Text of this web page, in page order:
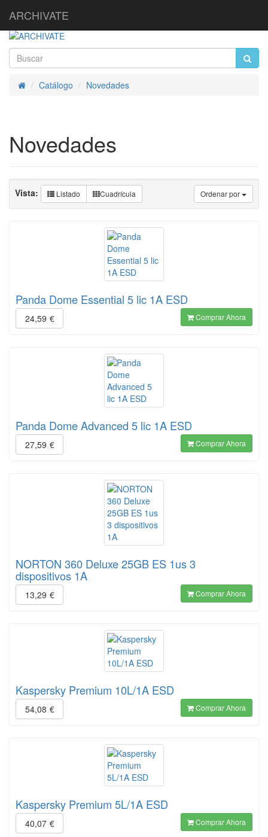
ARCHIVATE
InicioCatálogo Novedades
Novedades
Ordenar por
Vista: Listado Cuadrícula
Panda Dome Essential 5 lic 1A ESD
24,59 € Comprar Ahora
Panda Dome Advanced 5 lic 1A ESD
27,59 € Comprar Ahora
NORTON 360 Deluxe 25GB ES 1us 3
dispositivos 1A
13,29 € Comprar Ahora
Kaspersky Premium 10L/1A ESD
54,08 € Comprar Ahora
Kaspersky Premium 5L/1A ESD
40,07 € Comprar Ahora